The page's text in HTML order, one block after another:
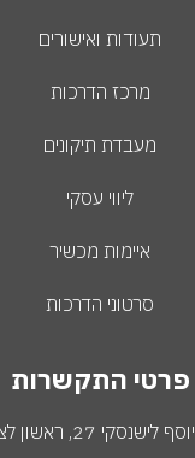
תעודות ואישורים
מרכז הדרכות
מעבדת תיקונים
ליווי עסקי
איימות מכשיר
סרטוני הדרכות
פרטי התקשרות
יוסף לישנסקי 27, ראשון לציון